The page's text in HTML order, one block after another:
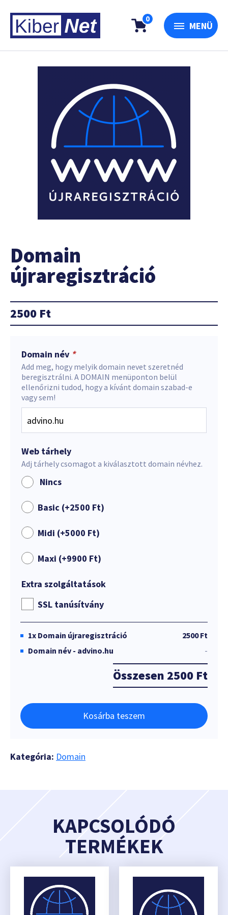
0
MENÜ
Domain
újraregisztráció
2500 Ft
Domain név *
Add meg, hogy melyik domain nevet szeretnéd
beregisztrálni. A DOMAIN menüponton belül
ellenőrizni tudod, hogy a kívánt domain szabad-e
vagy sem!
Web tárhely
Adj tárhely csomagot a kiválasztott domain névhez.
Nincs
Basic (+2500 Ft)
Midi (+5000 Ft)
Maxi (+9900 Ft)
Extra szolgáltatások
SSL tanúsítvány
1x Domain újraregisztráció
2500 Ft
Domain név - advino.hu
-
Összesen 2500 Ft
Kosárba teszem
Kategória: Domain
KAPCSOLÓDÓ
TERMÉKEK